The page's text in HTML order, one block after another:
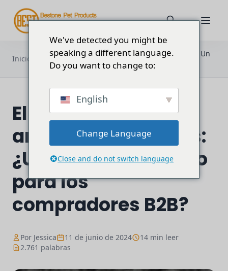
Inicio Blog
El futuro de los arneses para perros: Un
cambio de juego para...
El futuro de los
arneses para perros:
¿Un cambio de juego
para los
compradores B2B?
Por Jessica 11 de junio de 2024
14 min leer
2.761 palabras
We've detected you might be
speaking a different language.
Do you want to change to:
English
Change Language
Close and do not switch language